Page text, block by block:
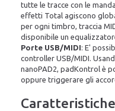
tutte le tracce con le
effetti Total agiscono
per ogni timbro, traccia
disponibile un
Porte USB/MIDI: E'
controller USB/MIDI.
nanoPAD2, padKontrol è
oppure triggerare gli